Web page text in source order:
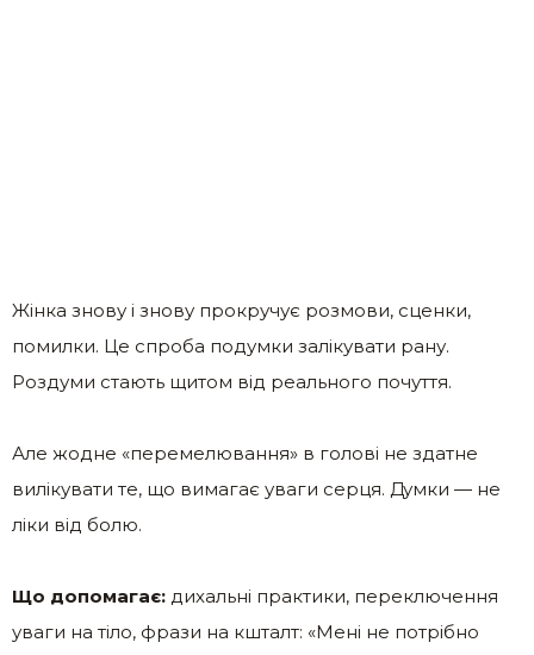
Жінка знову і знову прокручує розмови, сценки,
помилки. Це спроба подумки залікувати рану.
Роздуми стають щитом від реального почуття.
Але жодне «перемелювання» в голові не здатне
вилікувати те, що вимагає уваги серця. Думки — не
ліки від болю.
Що допомагає: дихальні практики, переключення
уваги на тіло, фрази на кшталт: «Мені не потрібно